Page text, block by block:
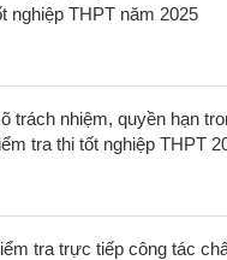
nghiệp THPT năm 2025
trách nhiệm, quyền hạn
tra thi tốt nghiệp THPT
tra trực tiếp công tác